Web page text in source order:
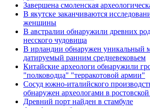
Завершена смоленская
В якутске заканчиваются
женщины
В австралии обнаружили древних
несского чудовища
В ирландии обнаружен уникальный
датируемый ранним средневековьем
Китайские археологи обнаружили
"полководца" "терракотовой армии"
Сосуд южно-италийского
обнаружен археологами в ростовской
Древний порт найден в стамбуле